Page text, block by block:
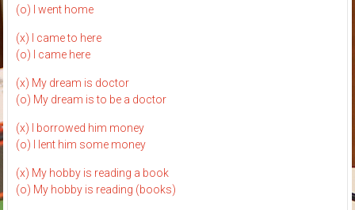
(o) I went home
(x) I came to here
(o) I came here
(x) My dream is doctor
(o) My dream is to be a doctor
(x) I borrowed him money
(o) I lent him some money
(x) My hobby is reading a book
(o) My hobby is reading (books)